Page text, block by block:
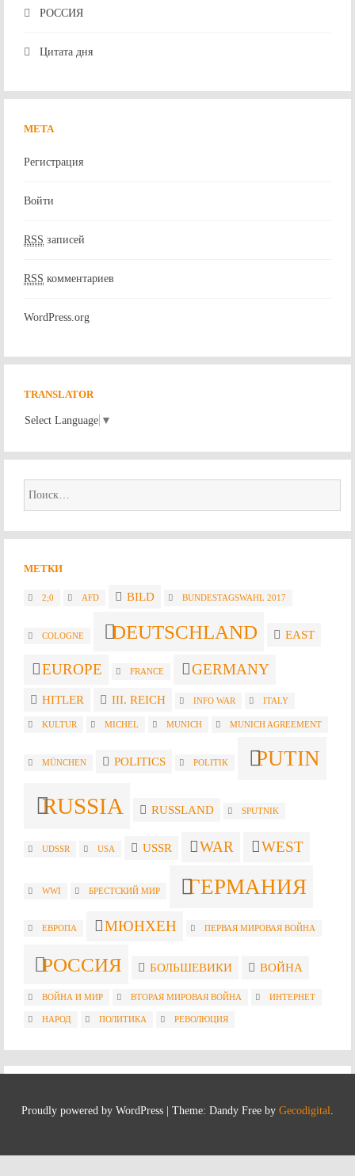
РОССИЯ
Цитата дня
МЕТА
Регистрация
Войти
RSS записей
RSS комментариев
WordPress.org
TRANSLATOR
Select Language ▼
Найти:
МЕТКИ
2;0 AFD BILD BUNDESTAGSWAHL 2017
COLOGNE DEUTSCHLAND EAST
EUROPE FRANCE GERMANY
HITLER III. REICH INFO WAR ITALY
KULTUR MICHEL MUNICH MUNICH AGREEMENT
MÜNCHEN POLITICS POLITIK PUTIN
RUSSIA RUSSLAND SPUTNIK
UDSSR USA USSR WAR WEST
WWI БРЕСТСКИЙ МИР ГЕРМАНИЯ
ЕВРОПА МЮНХЕН ПЕРВАЯ МИРОВАЯ ВОЙНА
РОССИЯ БОЛЬШЕВИКИ ВОЙНА
ВОЙНА И МИР ВТОРАЯ МИРОВАЯ ВОЙНА ИНТЕРНЕТ
НАРОД ПОЛИТИКА РЕВОЛЮЦИЯ
Proudly powered by WordPress | Theme: Dandy Free by Gecodigital